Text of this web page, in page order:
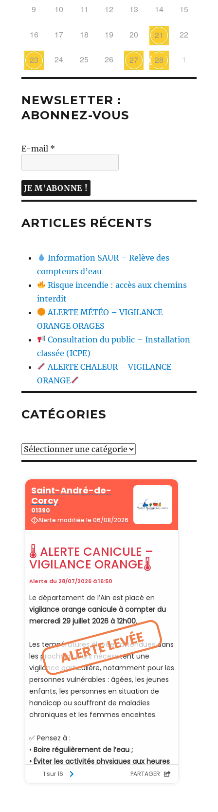
9 10 11 12 13 14 15
16 17 18 19 20 21 22
23 24 25 26 27 28 1
NEWSLETTER :
ABONNEZ-VOUS
E-mail *
ARTICLES RÉCENTS
Information SAUR – Relève des
compteurs d’eau
Risque incendie : accès aux chemins
interdit
ALERTE MÉTÉO – VIGILANCE
ORANGE ORAGES
Consultation du public – Installation
classée (ICPE)
ALERTE CHALEUR – VIGILANCE
ORANGE
CATÉGORIES
Catégories